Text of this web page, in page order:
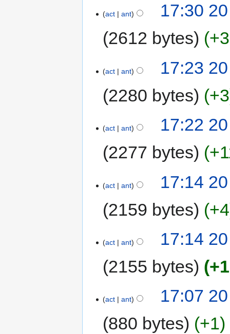
act ant
17:30
2612 bytes
act ant
17:23
2280 bytes
+3
act ant
17:22
2277 bytes
act ant
17:14
2159 bytes
+4
act ant
17:14
2155 bytes
act ant
17:07
880 bytes
+1